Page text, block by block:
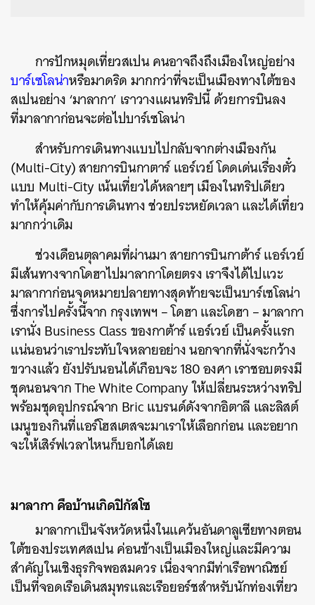
การปักหมุดเที่ยวสเปน คนอาจถึงถึงเมืองใหญ่อย่าง
บาร์เซโลน่าหรือมาดริด มากกว่าที่จะเป็นเมืองทางใต้ของ
สเปนอย่าง ‘มาลากา’ เราวางแผนทริปนี้ ด้วยการบินลง
ที่มาลากาก่อนจะต่อไปบาร์เซโลน่า
สำหรับการเดินทางแบบไปกลับจากต่างเมืองกัน
(Multi-City) สายการบินกาตาร์ แอร์เวย์ โดดเด่นเรื่องตั๋ว
แบบ Multi-City เน้นเที่ยวได้หลายๆ เมืองในทริปเดียว
ทำให้คุ้มค่ากับการเดินทาง ช่วยประหยัดเวลา และได้เที่ยว
มากกว่าเดิม
ช่วงเดือนตุลาคมที่ผ่านมา สายการบินกาต้าร์ แอร์เวย์
มีเส้นทางจากโดฮาไปมาลากาโดยตรง เราจึงได้ไปแวะ
มาลากาก่อนจุดหมายปลายทางสุดท้ายจะเป็นบาร์เซโลน่า
ซึ่งการไปครั้งนี้จาก กรุงเทพฯ – โดฮา และโดฮา – มาลากา
เรานั่ง Business Class ของกาต้าร์ แอร์เวย์ เป็นครั้งแรก
แน่นอนว่าเราประทับใจหลายอย่าง นอกจากที่นั่งจะกว้าง
ขวางแล้ว ยังปรับนอนได้เกือบจะ 180 องศา เราชอบตรงมี
ชุดนอนจาก The White Company ให้เปลี่ยนระหว่างทริป
พร้อมชุดอุปกรณ์จาก Bric แบรนด์ดังจากอิตาลี และลิสต์
เมนูของกินที่แอร์โฮสเตสจะมาเราให้เลือกก่อน และอยาก
จะให้เสิร์ฟเวลาไหนก็บอกได้เลย
มาลากา คือบ้านเกิดปิกัสโซ
มาลากาเป็นจังหวัดหนึ่งในแคว้นอันดาลูเซียทางตอน
ใต้ของประเทศสเปน ค่อนข้างเป็นเมืองใหญ่และมีความ
สำคัญในเชิงธุรกิจพอสมควร เนื่องจากมีท่าเรือพาณิชย์
เป็นที่จอดเรือเดินสมุทรและเรือยอร์ชสำหรับนักท่องเที่ยว